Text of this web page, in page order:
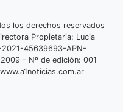
los derechos reservados
Propietaria: Lucia
2021-45639693-APN-
- Nº de edición: 001